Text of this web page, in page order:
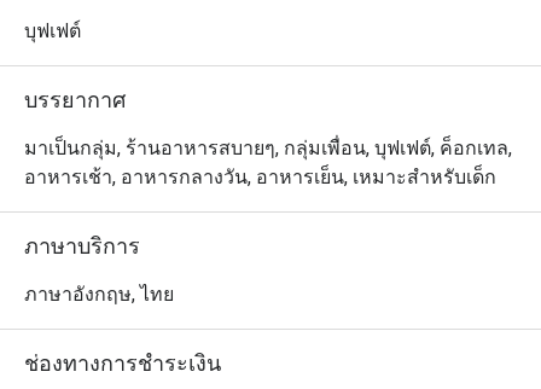
delicate light bites to artisanal wood-fired pizzas,
from both Eastern and Western culinary traditions to
บุฟเฟต์
บรรยากาศ
มาเป็นกลุ่ม, ร้านอาหารสบายๆ, กลุ่มเพื่อน, บุฟเฟต์, ค็อกเทล,
อาหารเช้า, อาหารกลางวัน, อาหารเย็น, เหมาะสำหรับเด็ก
ภาษาบริการ
ภาษาอังกฤษ, ไทย
ช่องทางการชำระเงิน